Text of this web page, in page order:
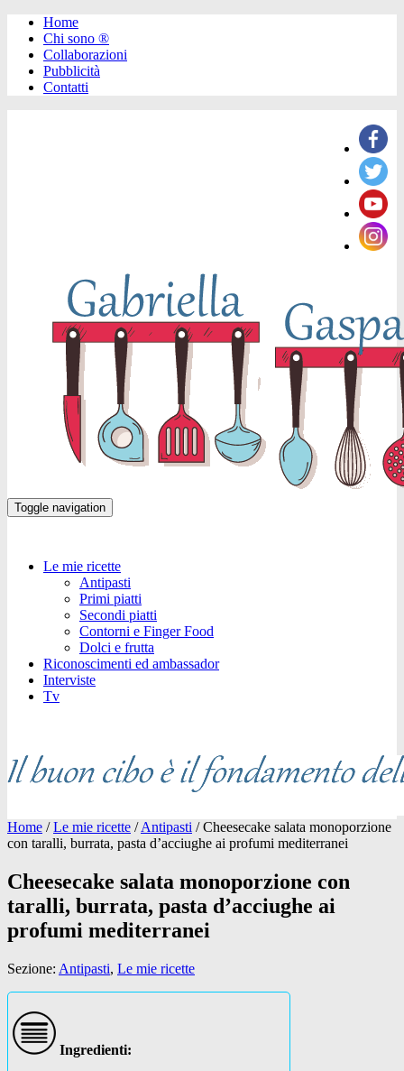
Home
Chi sono ®️
Collaborazioni
Pubblicità
Contatti
Toggle navigation
Le mie ricette
Antipasti
Primi piatti
Secondi piatti
Contorni e Finger Food
Dolci e frutta
Riconoscimenti ed ambassador
Interviste
Tv
Home /Le mie ricette /Antipasti /Cheesecake salata monoporzione
con taralli, burrata, pasta d’acciughe ai profumi mediterranei
Cheesecake salata monoporzione con
taralli, burrata, pasta d’acciughe ai
profumi mediterranei
Sezione: Antipasti, Le mie ricette
Ingredienti: